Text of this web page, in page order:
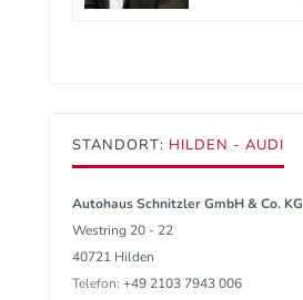
STANDORT: HILDEN - AUDI
Autohaus Schnitzler GmbH & Co. KG
Westring 20 - 22
40721 Hilden
Telefon: +49 2103 7943 006